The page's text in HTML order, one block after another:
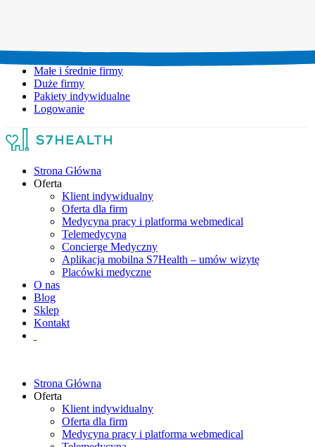
Małe i średnie firmy
Duże firmy
Pakiety indywidualne
Logowanie
Strona Główna
Oferta
Klient indywidualny
Oferta dla firm
Medycyna pracy i platforma webmedical
Telemedycyna
Concierge Medyczny
Aplikacja mobilna S7Health – umów wizytę
Placówki medyczne
O nas
Blog
Sklep
Kontakt
Strona Główna
Oferta
Klient indywidualny
Oferta dla firm
Medycyna pracy i platforma webmedical